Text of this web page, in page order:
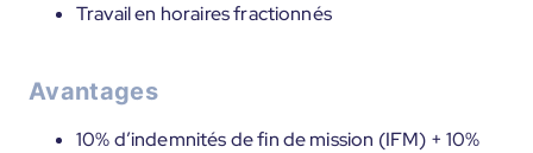
Travail en horaires fractionnés
Avantages
10% d’indemnités de fin de mission (IFM) + 10%